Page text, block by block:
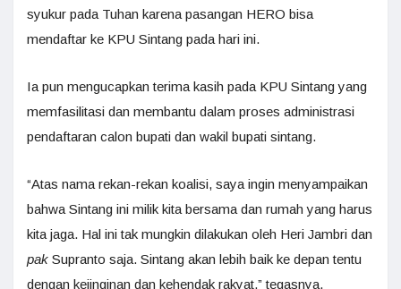
syukur pada Tuhan karena pasangan HERO bisa
mendaftar ke KPU Sintang pada hari ini.
Ia pun mengucapkan terima kasih pada KPU Sintang yang
memfasilitasi dan membantu dalam proses administrasi
pendaftaran calon bupati dan wakil bupati sintang.
“Atas nama rekan-rekan koalisi, saya ingin menyampaikan
bahwa Sintang ini milik kita bersama dan rumah yang harus
kita jaga. Hal ini tak mungkin dilakukan oleh Heri Jambri dan
pak Supranto saja. Sintang akan lebih baik ke depan tentu
dengan keiinginan dan kehendak rakyat,” tegasnya.